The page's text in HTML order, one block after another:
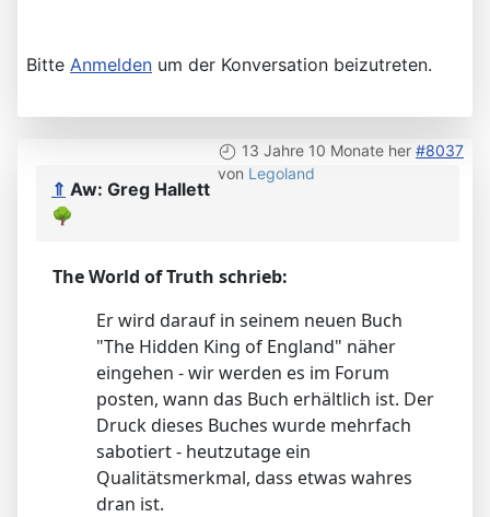
Bitte Anmelden um der Konversation beizutreten.
13 Jahre 10 Monate her #8037
von Legoland
⇑ Aw: Greg Hallett
🌳
The World of Truth schrieb:
Er wird darauf in seinem neuen Buch
"The Hidden King of England" näher
eingehen - wir werden es im Forum
posten, wann das Buch erhältlich ist. Der
Druck dieses Buches wurde mehrfach
sabotiert - heutzutage ein
Qualitätsmerkmal, dass etwas wahres
dran ist.